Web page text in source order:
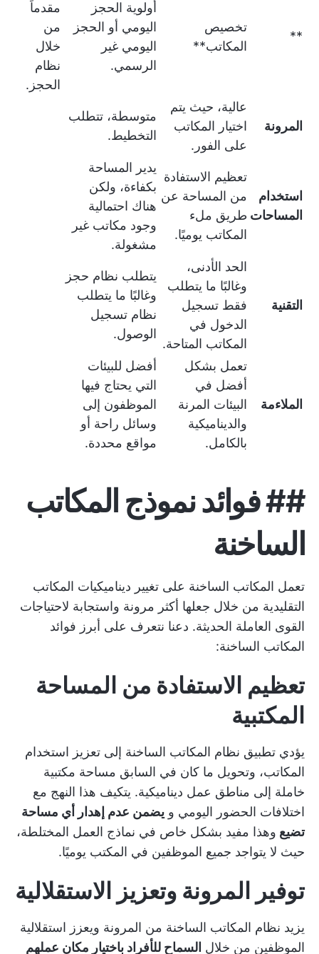
**
تخصيص
المكاتب**
أولوية الحجز
اليومي أو الحجز
اليومي غير
الرسمي.
مقدماً
من
خلال
نظام
الحجز.
المرونة
عالية، حيث يتم
اختيار المكاتب
على الفور.
متوسطة، تتطلب
التخطيط.
استخدام
المساحات
تعظيم الاستفادة
من المساحة عن
طريق ملء
المكاتب يوميًا.
يدير المساحة
بكفاءة، ولكن
هناك احتمالية
وجود مكاتب غير
مشغولة.
التقنية
الحد الأدنى،
وغالبًا ما يتطلب
فقط تسجيل
الدخول في
المكاتب المتاحة.
يتطلب نظام حجز
وغالبًا ما يتطلب
نظام تسجيل
الوصول.
الملاءمة
تعمل بشكل
أفضل في
البيئات المرنة
والديناميكية
بالكامل.
أفضل للبيئات
التي يحتاج فيها
الموظفون إلى
وسائل راحة أو
مواقع محددة.
##فوائد نموذج المكاتب
الساخنة
تعمل المكاتب الساخنة على تغيير ديناميكيات المكاتب
التقليدية من خلال جعلها أكثر مرونة واستجابة لاحتياجات
القوى العاملة الحديثة. دعنا نتعرف على أبرز فوائد
المكاتب الساخنة:
تعظيم الاستفادة من المساحة
المكتبية
يؤدي تطبيق نظام المكاتب الساخنة إلى تعزيز استخدام
المكاتب، وتحويل ما كان في السابق مساحة مكتبية
خاملة إلى مناطق عمل ديناميكية. يتكيف هذا النهج مع
اختلافات الحضور اليومي و يضمن عدم إهدار أي مساحة
تضيع وهذا مفيد بشكل خاص في نماذج العمل المختلطة،
حيث لا يتواجد جميع الموظفين في المكتب يوميًا.
توفير المرونة وتعزيز الاستقلالية
يزيد نظام المكاتب الساخنة من المرونة ويعزز استقلالية
الموظفين من خلال السماح للأفراد باختيار مكان عملهم